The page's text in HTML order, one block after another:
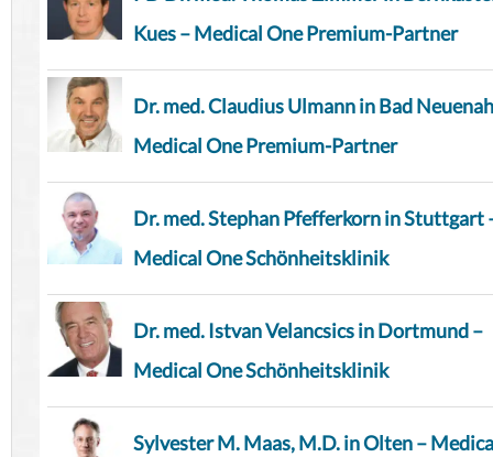
Kues – Medical One Premium-Partner
Dr. med. Claudius Ulmann in Bad
Medical One Premium-Partner
Dr. med. Stephan Pfefferkorn in Stuttgart
Medical One Schönheitsklinik
Dr. med. Istvan Velancsics in Dortmund –
Medical One Schönheitsklinik
Sylvester M. Maas, M.D. in Olten –